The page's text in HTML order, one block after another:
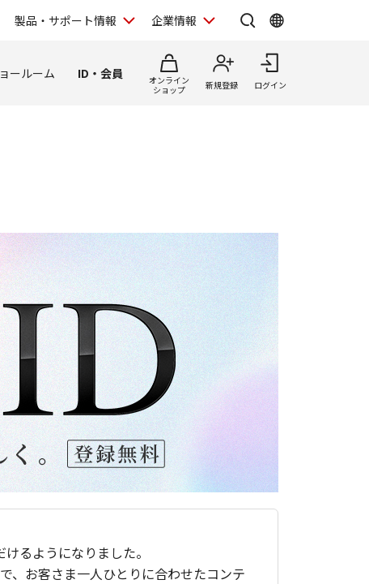
製品・サポート情報 企業情報
ールーム ID・会員
オンライン
ショップ
新規登録 ログイン
るようになりました。
、お客さま一人ひとりに合わせたコンテ